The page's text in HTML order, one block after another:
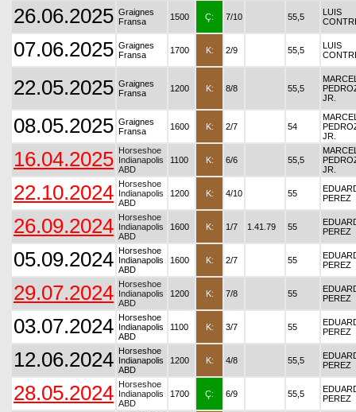
26.06.2025 Graignes
Fransa
1500 Ç: 7/10 55,5
LUIS
07.06.2025 Graignes
Fransa
1700 K: 2/9 55,5
LUIS
22.05.2025 Graignes
Fransa
1200 K: 8/8 55,5
JR.
08.05.2025 Graignes
Fransa
1600 K: 2/7 54
JR.
16.04.2025 Horseshoe
Indianapolis
ABD
1100 K: 6/6 55,5
JR.
22.10.2024 Horseshoe
Indianapolis
ABD
1200 K: 4/10 55
PEREZ
26.09.2024 Horseshoe
Indianapolis
ABD
1600 K: 1/7 1.41.79 55
PEREZ
05.09.2024 Horseshoe
Indianapolis
ABD
1600 K: 2/7 55
PEREZ
29.07.2024 Horseshoe
Indianapolis
ABD
1200 K: 7/8 55
PEREZ
03.07.2024 Horseshoe
Indianapolis
ABD
1100 K: 3/7 55
PEREZ
12.06.2024 Horseshoe
Indianapolis
ABD
1200 K: 4/8 55,5
PEREZ
28.05.2024 Horseshoe
Indianapolis
ABD
1700 Ç: 6/9 55,5
PEREZ